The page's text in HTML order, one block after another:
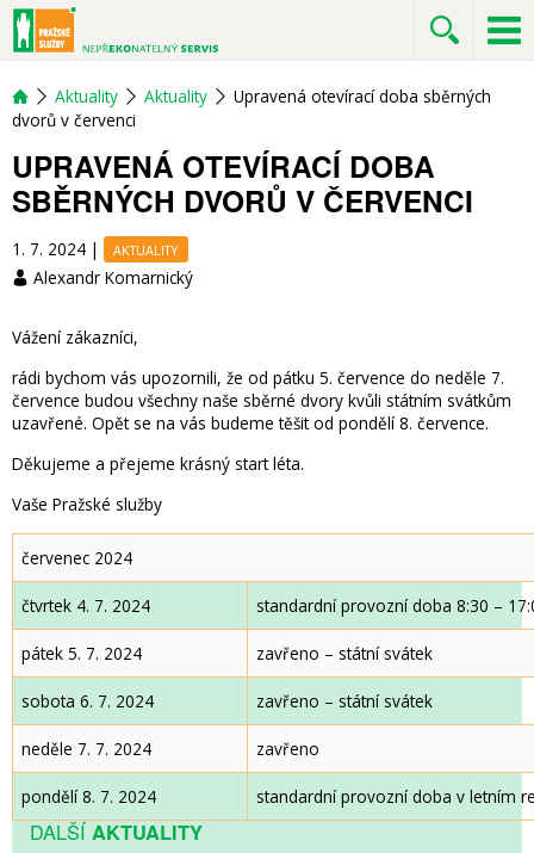
Aktuality Aktuality
Upravená otevírací doba sběrných
dvorů v červenci
UPRAVENÁ OTEVÍRACÍ DOBA
SBĚRNÝCH DVORŮ V ČERVENCI
1. 7. 2024 | AKTUALITY
Alexandr Komarnický
Vážení zákazníci,
rádi bychom vás upozornili, že od pátku 5. července do neděle 7.
července budou všechny naše sběrné dvory kvůli státním svátkům
uzavřené. Opět se na vás budeme těšit od pondělí 8. července.
Děkujeme a přejeme krásný start léta.
Vaše Pražské služby
červenec 2024
čtvrtek 4. 7. 2024 standardní provozní doba 8:30 –
pátek 5. 7. 2024 zavřeno – státní svátek
sobota 6. 7. 2024 zavřeno – státní svátek
neděle 7. 7. 2024 zavřeno
pondělí 8. 7. 2024 standardní provozní doba v letním
DALŠÍAKTUALITY